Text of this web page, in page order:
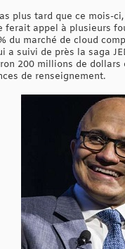
plus tard que ce mois-
ferait appel à plusieurs
du marché de cloud
a suivi de près la saga
200 millions de
de renseignement.